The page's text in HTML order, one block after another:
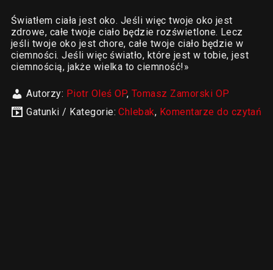
Światłem ciała jest oko. Jeśli więc twoje oko jest
zdrowe, całe twoje ciało będzie rozświetlone. Lecz
jeśli twoje oko jest chore, całe twoje ciało będzie w
ciemności. Jeśli więc światło, które jest w tobie, jest
ciemnością, jakże wielka to ciemność!»
Autorzy: Piotr Oleś OP, Tomasz Zamorski OP
Gatunki / Kategorie:Chlebak, Komentarze do czytań